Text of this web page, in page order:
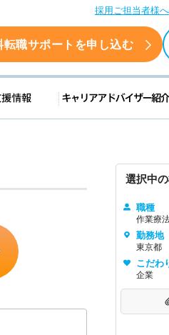
採用ご担当者様へ
転職サポートを申し込む
転職支援情報
選択中
職種
作業療
勤務地
東京都
こだわ
企業